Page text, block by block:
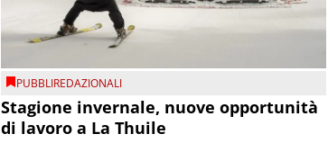
PUBBLIREDAZIONALI
Stagione invernale, nuove opportunità
di lavoro a La Thuile